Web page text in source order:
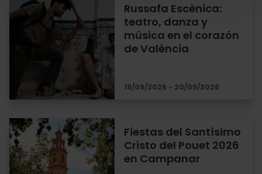
Russafa Escènica:
teatro, danza y
música en el corazón
de València
18/09/2026 - 20/09/2026
Fiestas del Santísimo
Cristo del Pouet 2026
en Campanar